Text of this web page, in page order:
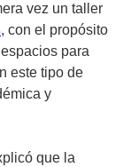
vez un taller
, con el propósito
para
este tipo de
y
que la